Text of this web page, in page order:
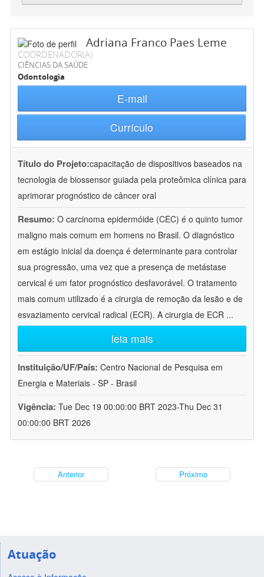
Adriana Franco Paes Leme
COORDENADOR(A)
CIÊNCIAS DA SAÚDE
Odontologia
E-mail
Currículo
Título do Projeto:capacitação de dispositivos baseados na
tecnologia de biossensor guiada pela proteômica clínica para
aprimorar prognóstico de câncer oral
Resumo: O carcinoma epidermóide (CEC) é o quinto tumor
maligno mais comum em homens no Brasil. O diagnóstico
em estágio inicial da doença é determinante para controlar
sua progressão, uma vez que a presença de metástase
cervical é um fator prognóstico desfavorável. O tratamento
mais comum utilizado é a cirurgia de remoção da lesão e de
esvaziamento cervical radical (ECR). A cirurgia de ECR ...
leia mais
Instituição/UF/País: Centro Nacional de Pesquisa em
Energia e Materiais - SP - Brasil
Vigência: Tue Dec 19 00:00:00 BRT 2023-Thu Dec 31
00:00:00 BRT 2026
Anterior Próximo
Atuação